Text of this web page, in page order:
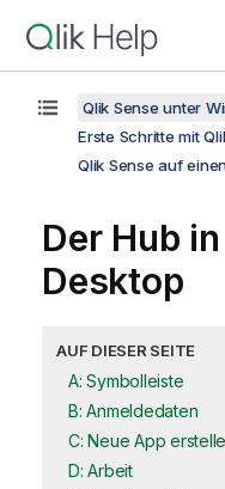
Qlik Sense unter
Erste Schritte mit
Qlik Sense auf
Der Hub in
Desktop
AUF DIESER SEITE
A: Symbolleiste
B: Anmeldedaten
C: Neue App
D: Arbeit